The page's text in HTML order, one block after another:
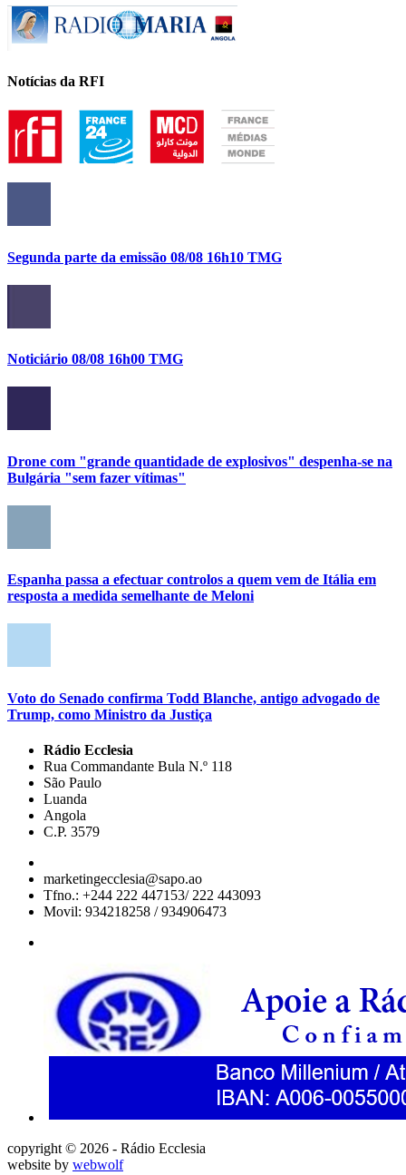
Notícias da RFI
Segunda parte da emissão 08/08 16h10 TMG
Noticiário 08/08 16h00 TMG
Drone com "grande quantidade de explosivos" despenha-se na
Bulgária "sem fazer vítimas"
Espanha passa a efectuar controlos a quem vem de Itália em
resposta a medida semelhante de Meloni
Voto do Senado confirma Todd Blanche, antigo advogado de
Trump, como Ministro da Justiça
Rádio Ecclesia
Rua Commandante Bula N.º 118
São Paulo
Luanda
Angola
C.P. 3579
marketingecclesia@sapo.ao
Tfno.: +244 222 447153/ 222 443093
Movil: 934218258 / 934906473
copyright © 2026 - Rádio Ecclesia
website by webwolf